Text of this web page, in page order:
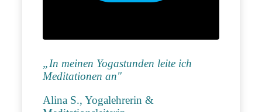
„In meinen Yogastunden leite ich
Meditationen an"
Alina S., Yogalehrerin &